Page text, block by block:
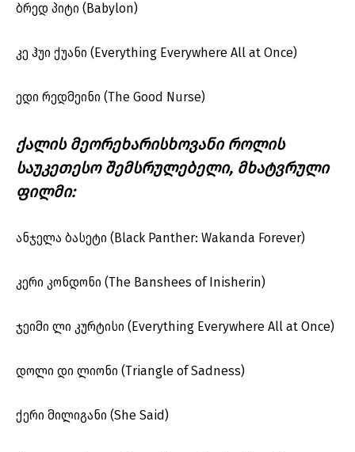
ბრედ პიტი (Babylon)
კე ჰუი ქუანი (Everything Everywhere All at Once)
ედი რედმეინი (The Good Nurse)
ქალის მეორეხარისხოვანი როლის
საუკეთესო შემსრულებელი, მხატვრული
ფილმი:
ანჯელა ბასეტი (Black Panther: Wakanda Forever)
კერი კონდონი (The Banshees of Inisherin)
ჯეიმი ლი კურტისი (Everything Everywhere All at Once)
დოლი დი ლიონი (Triangle of Sadness)
ქერი მილიგანი (She Said)